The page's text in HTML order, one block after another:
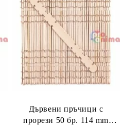
Дървени пръчици с
прорези 50 бр. 114 mm